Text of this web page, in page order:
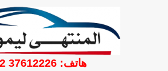
هاتف: 37612226 02 002